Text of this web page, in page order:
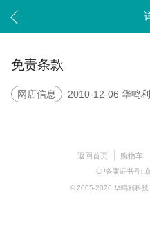
免责条款
网店信息 2010-12-06 华鸣
返回首页 购物车
ICP备案证书号:
© 2005-2026 华鸣利科技